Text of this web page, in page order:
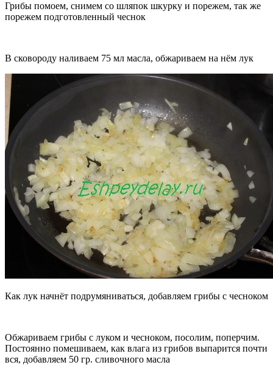
Грибы помоем, снимем со шляпок шкурку и порежем, так же
порежем подготовленный чеснок
В сковороду наливаем 75 мл масла, обжариваем на нём лук
Как лук начнёт подрумяниваться, добавляем грибы с чесноком
Обжариваем грибы с луком и чесноком, посолим, поперчим.
Постоянно помешиваем, как влага из грибов выпарится почти
вся, добавляем 50 гр. сливочного масла